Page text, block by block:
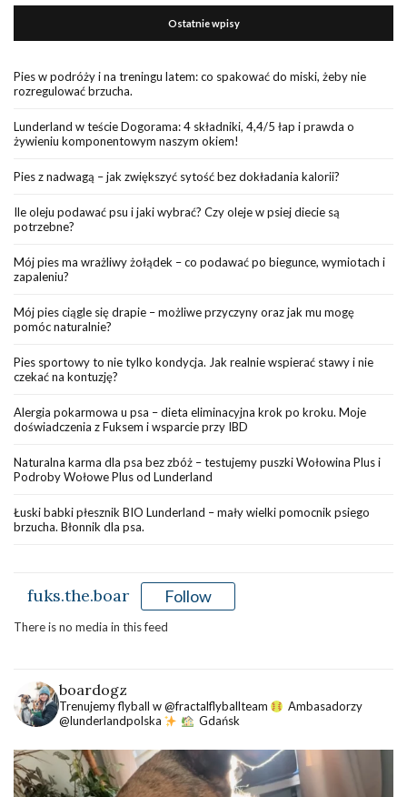
Ostatnie wpisy
Pies w podróży i na treningu latem: co spakować do miski, żeby nie
rozregulować brzucha.
Lunderland w teście Dogorama: 4 składniki, 4,4/5 łap i prawda o
żywieniu komponentowym naszym okiem!
Pies z nadwagą – jak zwiększyć sytość bez dokładania kalorii?
Ile oleju podawać psu i jaki wybrać? Czy oleje w psiej diecie są
potrzebne?
Mój pies ma wrażliwy żołądek – co podawać po biegunce, wymiotach i
zapaleniu?
Mój pies ciągle się drapie – możliwe przyczyny oraz jak mu mogę
pomóc naturalnie?
Pies sportowy to nie tylko kondycja. Jak realnie wspierać stawy i nie
czekać na kontuzję?
Alergia pokarmowa u psa – dieta eliminacyjna krok po kroku. Moje
doświadczenia z Fuksem i wsparcie przy IBD
Naturalna karma dla psa bez zbóż – testujemy puszki Wołowina Plus i
Podroby Wołowe Plus od Lunderland
Łuski babki płesznik BIO Lunderland – mały wielki pomocnik psiego
brzucha. Błonnik dla psa.
fuks.the.boar Follow
There is no media in this feed
boardogz
Trenujemy flyball w @fractalflyballteam
Ambasadorzy
@lunderlandpolska
Gdańsk